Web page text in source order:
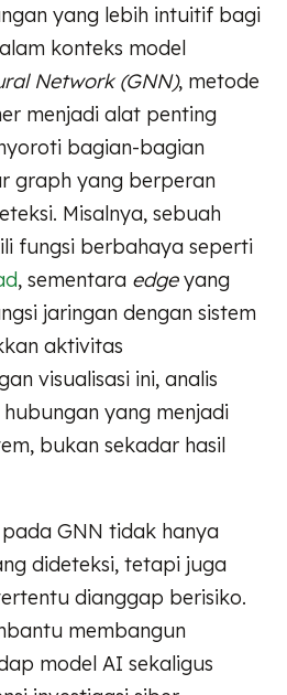
yang lebih intuitif bagi
konteks model
Network (GNN), metode
menjadi alat penting
bagian-bagian
graph yang berperan
Misalnya, sebuah
fungsi berbahaya seperti
, sementara edgeyang
jaringan dengan sistem
aktivitas
visualisasi ini, analis
yang menjadi
bukan sekadar hasil
GNN tidak hanya
dideteksi, tetapi juga
dianggap berisiko.
membangun
model AI sekaligus